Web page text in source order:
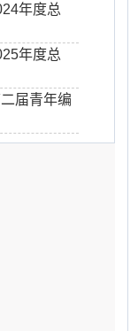
年度总
年度总
届青年编